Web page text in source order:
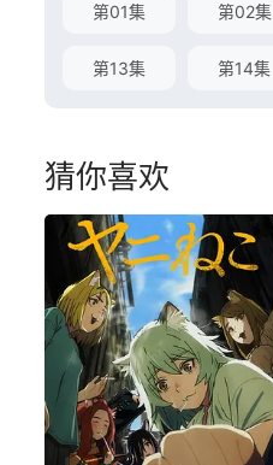
第01集 第02集
第13集 第14集
猜你喜欢